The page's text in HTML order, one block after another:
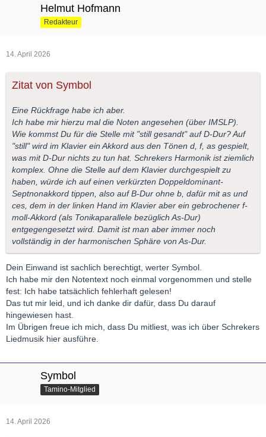
Helmut Hofmann
Redakteur
14. April 2026
Zitat von Symbol
Eine Rückfrage habe ich aber.
Ich habe mir hierzu mal die Noten angesehen (über IMSLP).
Wie kommst Du für die Stelle mit "still gesandt" auf D-Dur? Auf
"still" wird im Klavier ein Akkord aus den Tönen d, f, as gespielt,
was mit D-Dur nichts zu tun hat. Schrekers Harmonik ist ziemlich
komplex. Ohne die Stelle auf dem Klavier durchgespielt zu
haben, würde ich auf einen verkürzten Doppeldominant-
Septnonakkord tippen, also auf B-Dur ohne b, dafür mit as und
ces, dem in der linken Hand im Klavier aber ein gebrochener f-
moll-Akkord (als Tonikaparallele bezüglich As-Dur)
entgegengesetzt wird. Damit ist man aber immer noch
vollständig in der harmonischen Sphäre von As-Dur.
Dein Einwand ist sachlich berechtigt, werter Symbol.
Ich habe mir den Notentext noch einmal vorgenommen und stelle
fest: Ich habe tatsächlich fehlerhaft gelesen!
Das tut mir leid, und ich danke dir dafür, dass Du darauf
hingewiesen hast.
Im Übrigen freue ich mich, dass Du mitliest, was ich über Schrekers
Liedmusik hier ausführe.
Symbol
Tamino-Mitglied
14. April 2026